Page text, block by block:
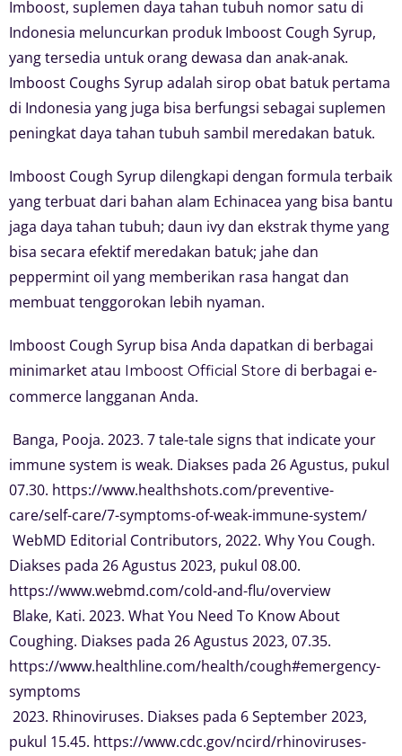
Imboost, suplemen daya tahan tubuh nomor satu di
Indonesia meluncurkan produk Imboost Cough Syrup,
yang tersedia untuk orang dewasa dan anak-anak.
Imboost Coughs Syrup adalah sirop obat batuk pertama
di Indonesia yang juga bisa berfungsi sebagai suplemen
peningkat daya tahan tubuh sambil meredakan batuk.
Imboost Cough Syrup dilengkapi dengan formula terbaik
yang terbuat dari bahan alam Echinacea yang bisa bantu
jaga daya tahan tubuh; daun ivy dan ekstrak thyme yang
bisa secara efektif meredakan batuk; jahe dan
peppermint oil yang memberikan rasa hangat dan
membuat tenggorokan lebih nyaman.
Imboost Cough Syrup bisa Anda dapatkan di berbagai
minimarket atau Imboost Official Store di berbagai e-
commerce langganan Anda.
Banga, Pooja. 2023. 7 tale-tale signs that indicate your
immune system is weak. Diakses pada 26 Agustus, pukul
07.30. https://www.healthshots.com/preventive-
care/self-care/7-symptoms-of-weak-immune-system/
WebMD Editorial Contributors, 2022. Why You Cough.
Diakses pada 26 Agustus 2023, pukul 08.00.
https://www.webmd.com/cold-and-flu/overview
Blake, Kati. 2023. What You Need To Know About
Coughing. Diakses pada 26 Agustus 2023, 07.35.
https://www.healthline.com/health/cough#emergency-
symptoms
2023. Rhinoviruses. Diakses pada 6 September 2023,
pukul 15.45. https://www.cdc.gov/ncird/rhinoviruses-